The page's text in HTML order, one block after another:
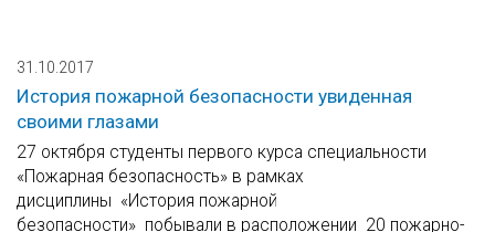
31.10.2017
История пожарной безопасности увиденная
своими глазами
27 октября студенты первого курса специальности
«Пожарная безопасность» в рамках
дисциплины «История пожарной
безопасности» побывали в расположении 20 пожарно-